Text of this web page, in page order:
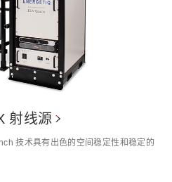
射线源
技术具有出色的空间稳定性和稳定的